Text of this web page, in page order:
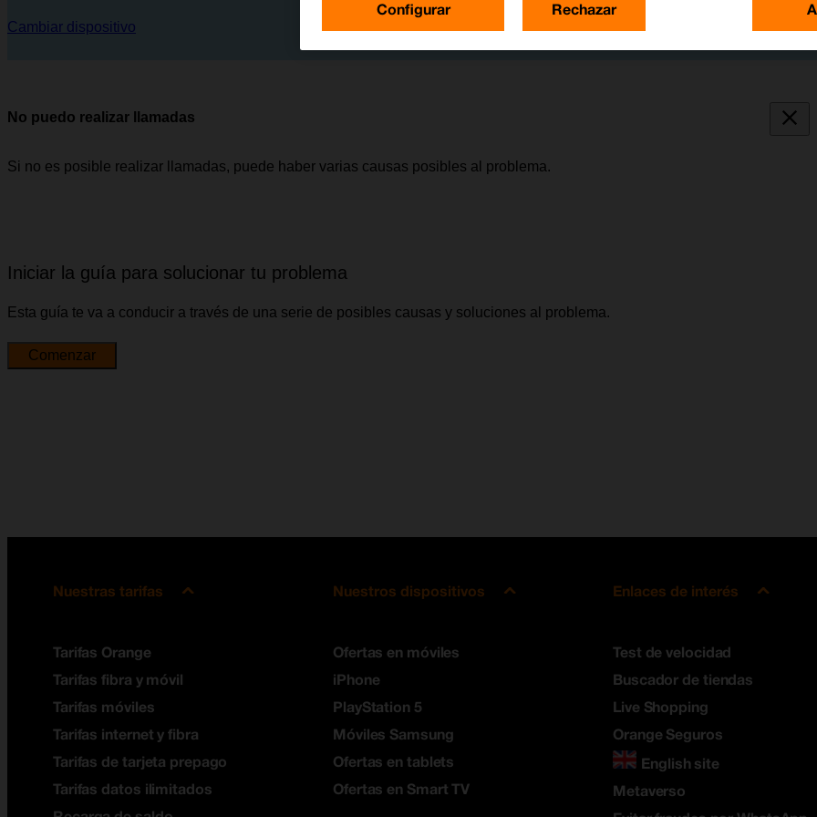
Cambiar dispositivo
No puedo realizar llamadas
Si no es posible realizar llamadas, puede haber varias causas posibles al problema.
Iniciar la guía para solucionar tu problema
Esta guía te va a conducir a través de una serie de posibles causas y soluciones al problema.
Comenzar
Nuestras tarifas
Tarifas Orange
Tarifas fibra y móvil
Tarifas móviles
Tarifas internet y fibra
Tarifas de tarjeta prepago
Tarifas datos ilimitados
Nuestros dispositivos
Ofertas en móviles
iPhone
PlayStation 5
Móviles Samsung
Ofertas en tablets
Ofertas en Smart TV
Enlaces de interés
Test de velocidad
Buscador de tiendas
Live Shopping
Orange Seguros
English site
Metaverso
Configurar Rechazar